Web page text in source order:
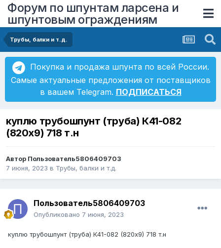
Форум по шпунтам ларсена и
шпунтовым ограждениям
Трубы, балки и т.д.
Покупка и продажа шпунта по всей России.
Самые актуальные предложения от поставщиков
в вашем Telegram. ПОДПИСАТЬСЯ
куплю трубошпунт (труба) К41-082
(820х9) 718 т.н
Автор Пользователь5806409703
7 июня, 2023 в Трубы, балки и т.д.
Пользователь5806409703
Опубликовано 7 июня, 2023
куплю трубошпунт (труба) К41-082 (820х9) 718 т.н